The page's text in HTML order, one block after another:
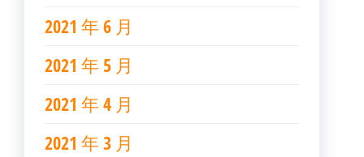
2021 年 6 月
2021 年 5 月
2021 年 4 月
2021 年 3 月